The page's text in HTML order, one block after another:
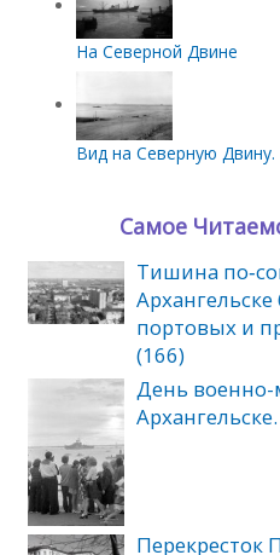
На Северной Двине
Вид на Северную Двину.
Самое
Тишина
портовых и
(166)
День военно-
Перекресток